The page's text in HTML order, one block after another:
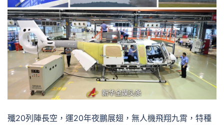
殲20列陣長空，運20年夜鵬展翅，無人機飛翔九霄，特種